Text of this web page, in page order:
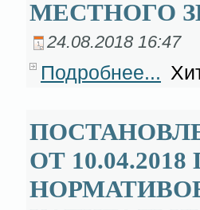
МЕСТНОГО
24.08.2018 16:47
Подробнее...
ОТ